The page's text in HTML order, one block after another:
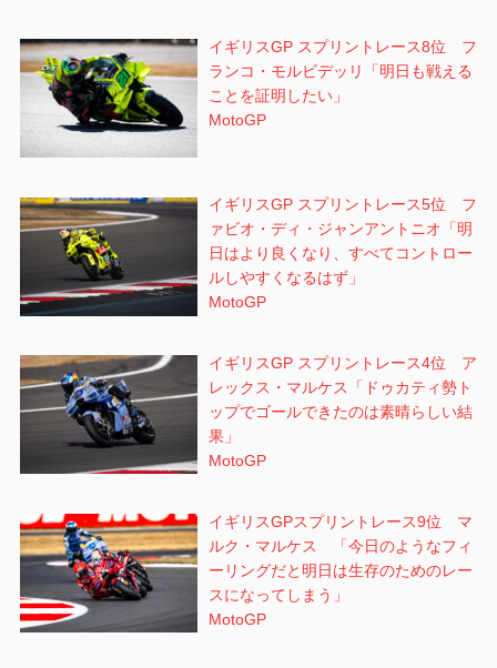
イギリスGP スプリントレース8位 フ
ランコ・モルビデッリ「明日も戦える
ことを証明したい」
MotoGP
イギリスGP スプリントレース5位 フ
ァビオ・ディ・ジャンアントニオ「明
日はより良くなり、すべてコントロー
ルしやすくなるはず」
MotoGP
イギリスGP スプリントレース4位 ア
レックス・マルケス「ドゥカティ勢ト
ップでゴールできたのは素晴らしい結
果」
MotoGP
イギリスGPスプリントレース9位 マ
ルク・マルケス 「今日のようなフィ
ーリングだと明日は生存のためのレー
スになってしまう」
MotoGP